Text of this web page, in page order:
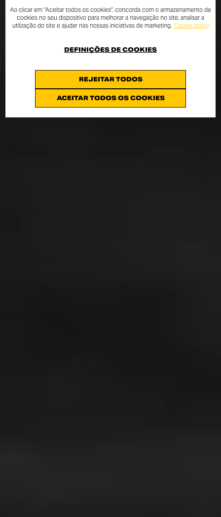
Ao clicar em "Aceitar todos os cookies", concorda com o armazenamento de
cookies no seu dispositivo para melhorar a navegação no site, analisar a
utilização do site e ajudar nas nossas iniciativas de marketing. Cookie policy
REJEITAR TODOS
ACEITAR TODOS OS COOKIES
DEFINIÇÕES DE COOKIES